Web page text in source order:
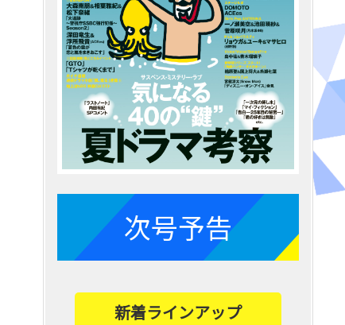
次号予告
新着ラインアップ